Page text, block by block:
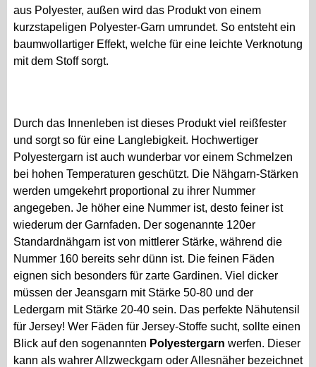
aus Polyester, außen wird das Produkt von einem
kurzstapeligen Polyester-Garn umrundet. So entsteht ein
baumwollartiger Effekt, welche für eine leichte Verknotung
mit dem Stoff sorgt.
Durch das Innenleben ist dieses Produkt viel reißfester
und sorgt so für eine Langlebigkeit. Hochwertiger
Polyestergarn ist auch wunderbar vor einem Schmelzen
bei hohen Temperaturen geschützt. Die Nähgarn-Stärken
werden umgekehrt proportional zu ihrer Nummer
angegeben. Je höher eine Nummer ist, desto feiner ist
wiederum der Garnfaden. Der sogenannte 120er
Standardnähgarn ist von mittlerer Stärke, während die
Nummer 160 bereits sehr dünn ist. Die feinen Fäden
eignen sich besonders für zarte Gardinen. Viel dicker
müssen der Jeansgarn mit Stärke 50-80 und der
Ledergarn mit Stärke 20-40 sein. Das perfekte Nähutensil
für Jersey! Wer Fäden für Jersey-Stoffe sucht, sollte einen
Blick auf den sogenannten Polyestergarn werfen. Dieser
kann als wahrer Allzweckgarn oder Allesnäher bezeichnet